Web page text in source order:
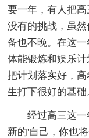
要一年，有人把
没有的挑战，虽
备也不晚。在这一
体能锻炼和娱乐
把计划落实好，
生打下很好的基础
经过高三这
新的'自己，你也